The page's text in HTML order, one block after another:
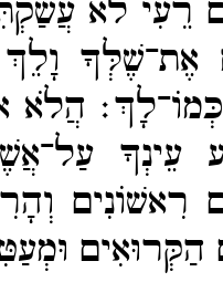
רֵעִי לֹא
אֶת־​שֶׁלְּךָ וָלֵךְ
הֲלֹא
עֵינְךָ
רִאשׁוֹנִים